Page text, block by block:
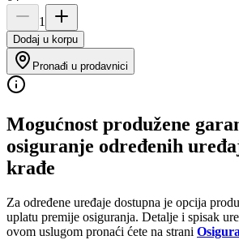
1
Dodaj u korpu
Pronađi u prodavnici
Mogućnost produžene
osiguranje određenih
krađe
Za određene uređaje dostupna je opcija
uplatu premije osiguranja. Detalje i spisak
ovom uslugom pronaći ćete na strani